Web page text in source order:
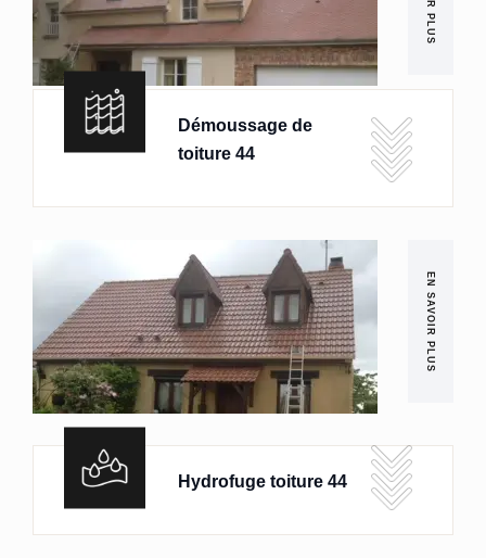
Démoussage de
toiture 44
EN SAVOIR PLUS
Hydrofuge toiture 44